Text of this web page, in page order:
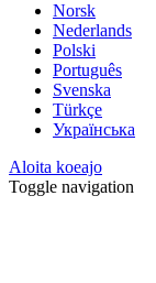
Norsk
Nederlands
Polski
Português
Svenska
Türkçe
Українська
Aloita koeajo
Toggle navigation